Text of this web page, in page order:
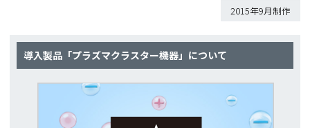
2015年9月制作
導入製品「プラズマクラスター機器」について